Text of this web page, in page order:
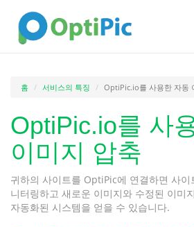
홈 서비스의 특징 OptiPic.io를 사용한 자동
OptiPic.io를 사
이미지 압축
귀하의 사이트를 OptiPic에 연결하면 사
니터링하고 새로운 이미지와 수정된 이미
자동화된 시스템을 얻을 수 있습니다.